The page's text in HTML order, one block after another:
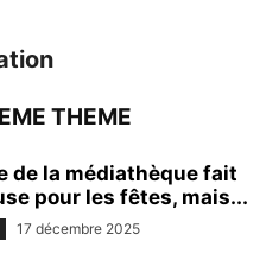
THEME
de la médiathèque fait
pour les fêtes, mais...
17 décembre 2025